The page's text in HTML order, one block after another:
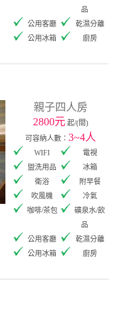
品
公用客廳
乾濕分離
公用冰箱
廚房
親子四人房
2800元 起/(間)
可容納人數：3~4人
WIFI
電視
盥洗用品
冰箱
衛浴
附早餐
吹風機
冷氣
咖啡/茶包
礦泉水/飲
品
公用客廳
乾濕分離
公用冰箱
廚房